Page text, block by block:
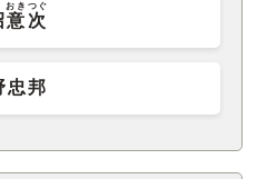
意次
おきつぐ
忠邦